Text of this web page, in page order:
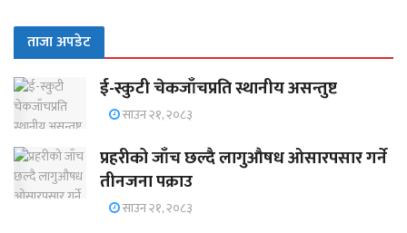
ताजा अपडेट
ई-स्कुटी चेकजाँचप्रति स्थानीय असन्तुष्ट
साउन २१, २०८३
प्रहरीको जाँच छल्दै लागुऔषध ओसारपसार गर्ने
तीनजना पक्राउ
साउन २१, २०८३